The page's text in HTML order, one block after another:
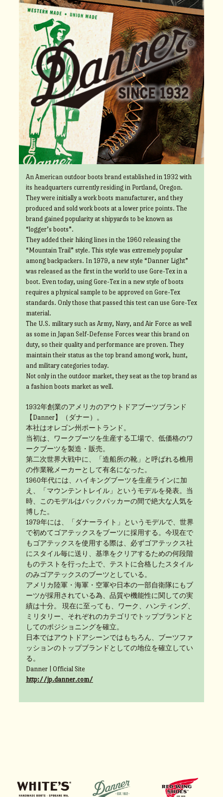
An American outdoor boots brand established in 1932 with
its headquarters currently residing in Portland, Oregon.
They were initially a work boots manufacturer, and they
produced and sold work boots at a lower price points. The
brand gained popularity at shipyards to be known as
“logger’s boots”.
They added their hiking lines in the 1960 releasing the
“Mountain Trail” style. This style was extremely popular
among backpackers. In 1979, a new style “Danner Light”
was released as the first in the world to use Gore-Tex in a
boot. Even today, using Gore-Tex in a new style of boots
requires a physical sample to be approved on Gore-Tex
standards. Only those that passed this test can use Gore-Tex
material.
The U.S. military such as Army, Navy, and Air Force as well
as some in Japan Self-Defense Forces wear this brand on
duty, so their quality and performance are proven. They
maintain their status as the top brand among work, hunt,
and military categories today.
Not only in the outdoor market, they seat as the top brand as
a fashion boots market as well.
1932年創業のアメリカのアウトドアブーツブランド
【Danner】（ダナー）。
本社はオレゴン州ポートランド。
当初は、ワークブーツを生産する工場で、低価格のワ
ークブーツを製造・販売。
第二次世界大戦中に、「造船所の靴」と呼ばれる樵用
の作業靴メーカーとして有名になった。
1960年代には、ハイキングブーツを生産ラインに加
え、「マウンテントレイル」というモデルを発表。当
時、このモデルはバックパッカーの間で絶大な人気を
博した。
1979年には、「ダナーライト」というモデルで、世界
で初めてゴアテックスをブーツに採用する。今現在で
もゴアテックスを使用する際は、必ずゴアテックス社
にスタイル毎に送り、基準をクリアするための何段階
ものテストを行った上で、テストに合格したスタイル
のみゴアテックスのブーツとしている。
アメリカ陸軍・海軍・空軍や日本の一部自衛隊にもブ
ーツが採用されている為、品質や機能性に関しての実
績は十分。 現在に至っても、ワーク、ハンティング、
ミリタリー、それぞれのカテゴリでトップブランドと
してのポジショニングを確立。
日本ではアウトドアシーンではもちろん、ブーツファ
ッションのトップブランドとしての地位を確立してい
る。
Danner | Official Site
http://jp.danner.com/